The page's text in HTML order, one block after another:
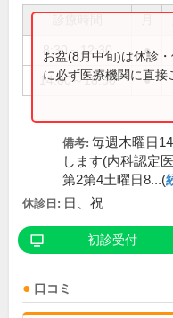
8:30～12:30 ●
14:00～18:30 ●
お盆(8月中旬)は休診
に必ず医療機関に直接
備考: 毎週木曜日
します(内科認定
第2第4土曜日8...(
休診日: 日、祝
初診受付
口コミ